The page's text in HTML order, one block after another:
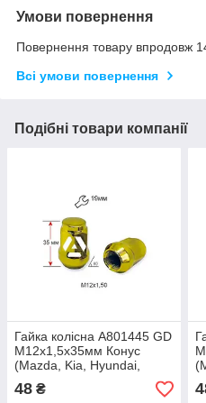
Умови повернення
Повернення товару впродовж
Всі умови повернення
Подібні товари компанії
Гайка колісна A801445 GD
M12х1,5х35мм Конус
(Mazda, Kia, Hyundai,
Daihatsu) Закрита Золотий
Хром Ключ 19
48 ₴